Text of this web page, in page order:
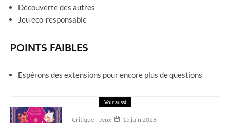
Découverte des autres
Jeu eco-responsable
POINTS FAIBLES
Espérons des extensions pour encore plus de questions
Voir aussi
Critique Jeux 15 juin 2026